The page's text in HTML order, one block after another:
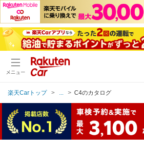
メニュー
楽天Carトップ C4のカタログ